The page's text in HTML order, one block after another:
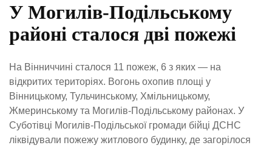
У Могилів-Подільському
районі сталося дві пожежі
На Вінниччині сталося 11 пожеж, 6 з яких — на
відкритих територіях. Вогонь охопив площі у
Вінницькому, Тульчинському, Хмільницькому,
Жмеринському та Могилів-Подільському районах. У
Суботівці Могилів-Подільської громади бійці ДСНС
ліквідували пожежу житлового будинку, де загорілося